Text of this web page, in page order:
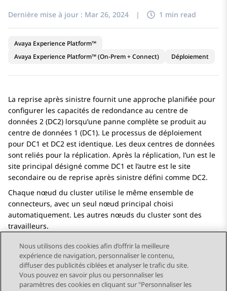
Dernière mise à jour : Mar 26, 2024 | 1 min read
Avaya Experience Platform™
Avaya Experience Platform™ (On-Prem + Connect)
Déploiement
La reprise après sinistre fournit une approche planifiée pour
configurer les capacités de redondance au centre de
données 2 (DC2) lorsqu’une panne complète se produit au
centre de données 1 (DC1). Le processus de déploiement
pour DC1 et DC2 est identique. Les deux centres de données
sont reliés pour la réplication. Après la réplication, l’un est le
site principal désigné comme DC1 et l’autre est le site
secondaire ou de reprise après sinistre défini comme DC2.
Chaque nœud du cluster utilise le même ensemble de
connecteurs, avec un seul nœud principal choisi
automatiquement. Les autres nœuds du cluster sont des
travailleurs.
Send Feedback
Nous utilisons des cookies afin d’offrir la meilleure
expérience de navigation, personnaliser le contenu,
diffuser des publicités ciblées et analyser le trafic du site.
Vous pouvez en savoir plus ou personnaliser les
paramètres des cookies en cliquant sur "Personnaliser les